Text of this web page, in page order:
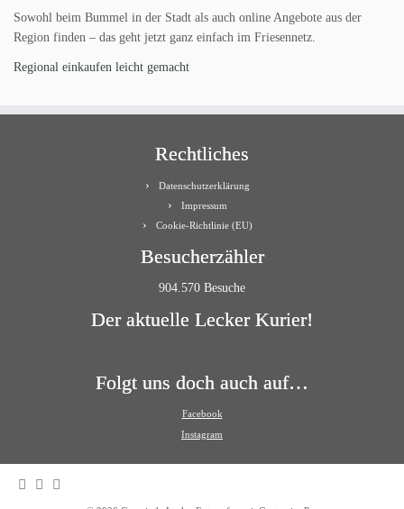
Sowohl beim Bummel in der Stadt als auch online Angebote aus der
Region finden – das geht jetzt ganz einfach im Friesennetz.
Regional einkaufen leicht gemacht
Rechtliches
Datenschutzerklärung
Impressum
Cookie-Richtlinie (EU)
Besucherzähler
904.570 Besuche
Der aktuelle Lecker Kurier!
Folgt uns doch auch auf…
Facebook
Instagram